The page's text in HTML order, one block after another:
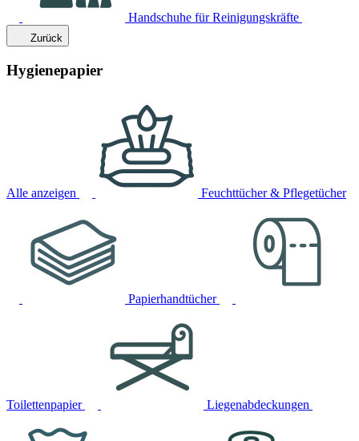
Handschuhe für Reinigungskräfte
Zurück
Hygienepapier
Alle anzeigen Feuchttücher & Pflegetücher
Papierhandtücher
Toilettenpapier Liegenabdeckungen